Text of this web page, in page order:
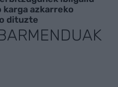
azkarreko
dituzte